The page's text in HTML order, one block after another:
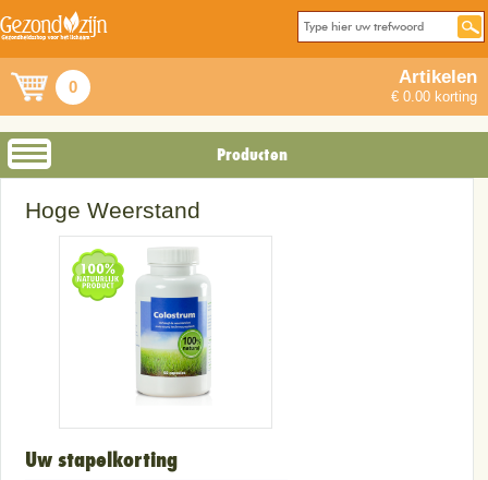
0 Artikelen
€ 0.00 korting
Producten
Hoge Weerstand
Uw stapelkorting